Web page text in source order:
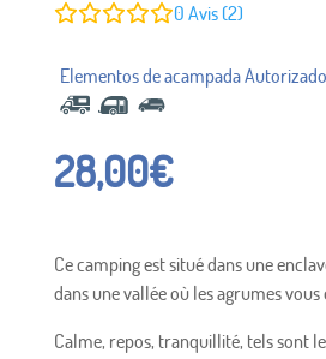
0 Avis (2)
28,00€
Ce camping est situé dans une
dans une vallée où les agrumes
Calme, repos, tranquillité, tels sont